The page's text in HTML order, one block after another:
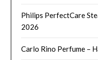
Philips PerfectCare
2026
Carlo Rino Perfume –